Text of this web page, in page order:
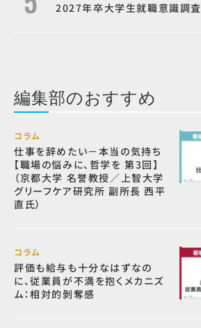
2027年卒大学生就職意識調査
編集部のおすすめ
コラム
仕事を辞めたい－本当の気持ち
【職場の悩みに、哲学を 第3回】
（京都大学 名誉教授／上智大学
グリーフケア研究所 副所長 西平
直氏）
コラム
評価も給与も十分なはずなの
に、従業員が不満を抱くメカニズ
ム：相対的剝奪感